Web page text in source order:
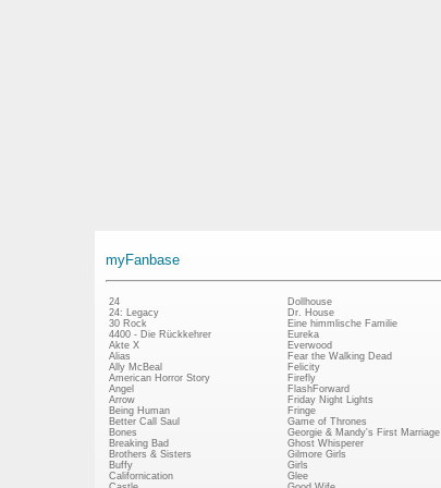
myFanbase
24
24: Legacy
30 Rock
4400 - Die Rückkehrer
Akte X
Alias
Ally McBeal
American Horror Story
Angel
Arrow
Being Human
Better Call Saul
Bones
Breaking Bad
Brothers & Sisters
Buffy
Californication
Dollhouse
Dr. House
Eine himmlische Familie
Eureka
Everwood
Fear the Walking Dead
Felicity
Firefly
FlashForward
Friday Night Lights
Fringe
Game of Thrones
Georgie & Mandy's First Marriage
Ghost Whisperer
Gilmore Girls
Girls
Glee